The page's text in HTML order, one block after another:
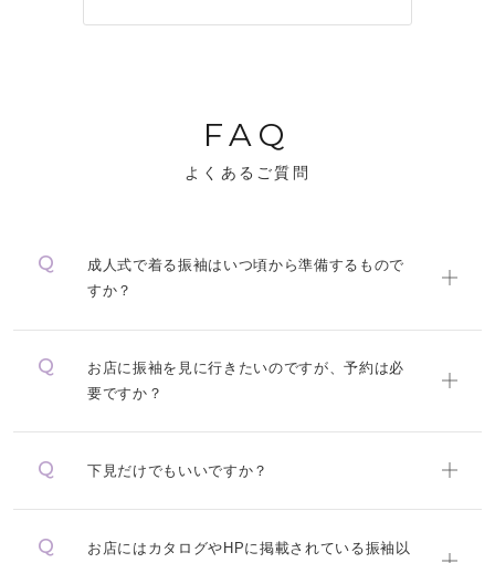
FAQ
よくあるご質問
成人式で着る振袖はいつ頃から準備するもので
すか？
お店に振袖を見に行きたいのですが、予約は必
要ですか？
下見だけでもいいですか？
お店にはカタログやHPに掲載されている振袖以